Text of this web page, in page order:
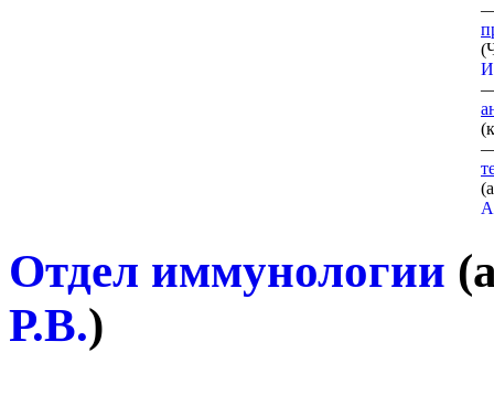
(
(
(
Отдел иммунологии (
Р.В.)